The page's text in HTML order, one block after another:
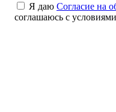
Я даю Cогласие на
соглашаюсь с условиями